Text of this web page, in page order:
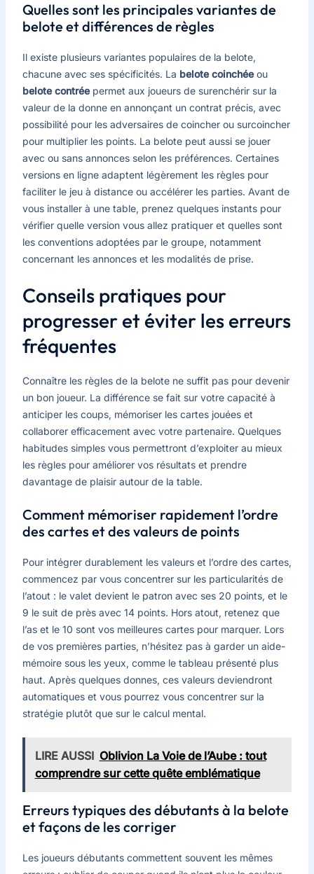
Quelles sont les principales variantes de
belote et différences de règles
Il existe plusieurs variantes populaires de la belote,
chacune avec ses spécificités. La belote coinchéeou
belote contréepermet aux joueurs de surenchérir sur la
valeur de la donne en annonçant un contrat précis, avec
possibilité pour les adversaires de coincher ou surcoincher
pour multiplier les points. La belote peut aussi se jouer
avec ou sans annonces selon les préférences. Certaines
versions en ligne adaptent légèrement les règles pour
faciliter le jeu à distance ou accélérer les parties. Avant de
vous installer à une table, prenez quelques instants pour
vérifier quelle version vous allez pratiquer et quelles sont
les conventions adoptées par le groupe, notamment
concernant les annonces et les modalités de prise.
Conseils pratiques pour
progresser et éviter les erreurs
fréquentes
Connaître les règles de la belote ne suffit pas pour devenir
un bon joueur. La différence se fait sur votre capacité à
anticiper les coups, mémoriser les cartes jouées et
collaborer efficacement avec votre partenaire. Quelques
habitudes simples vous permettront d’exploiter au mieux
les règles pour améliorer vos résultats et prendre
davantage de plaisir autour de la table.
Comment mémoriser rapidement l’ordre
des cartes et des valeurs de points
Pour intégrer durablement les valeurs et l’ordre des cartes,
commencez par vous concentrer sur les particularités de
l’atout : le valet devient le patron avec ses 20 points, et le
9 le suit de près avec 14 points. Hors atout, retenez que
l’as et le 10 sont vos meilleures cartes pour marquer. Lors
de vos premières parties, n’hésitez pas à garder un aide-
mémoire sous les yeux, comme le tableau présenté plus
haut. Après quelques donnes, ces valeurs deviendront
automatiques et vous pourrez vous concentrer sur la
stratégie plutôt que sur le calcul mental.
LIRE AUSSI Oblivion La Voie de l’Aube : tout
comprendre sur cette quête emblématique
Erreurs typiques des débutants à la belote
et façons de les corriger
Les joueurs débutants commettent souvent les mêmes